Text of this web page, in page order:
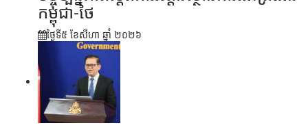
កម្ពុជា-ថៃ
ថ្ងៃទី៥ ខែ​សីហា ឆ្នាំ ២០២៦